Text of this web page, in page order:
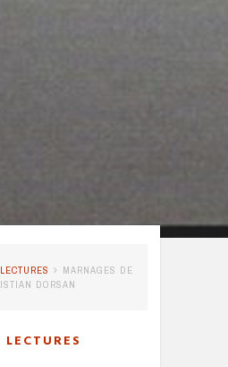
MARNAGES DE
DORSAN
LECTURES